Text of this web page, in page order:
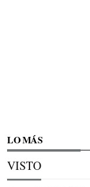
LO MÁS
VISTO